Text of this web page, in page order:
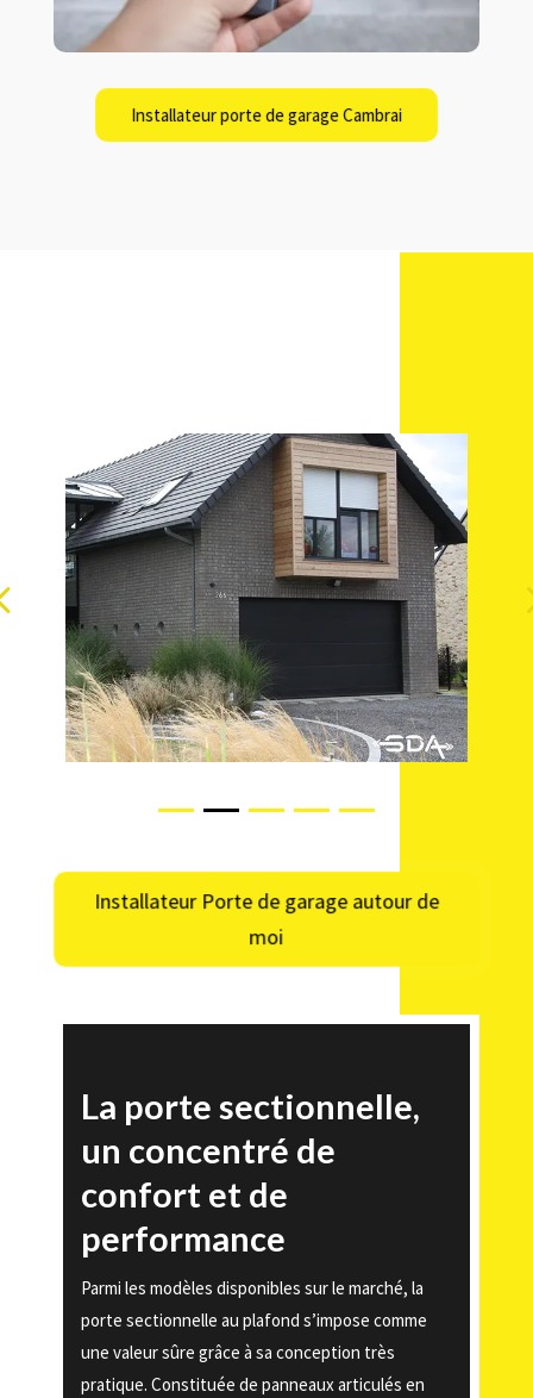
Installateur porte de garage Cambrai
Title
Installateur Porte de garage autour de
moi
La porte sectionnelle,
un concentré de
confort et de
performance
Parmi les modèles disponibles sur le marché, la
porte sectionnelle au plafond s’impose comme
une valeur sûre grâce à sa conception très
pratique. Constituée de panneaux articulés en